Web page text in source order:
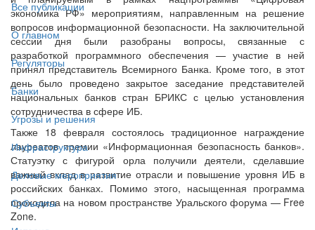
Все публикации
О главном
Регуляторы
Банки
Угрозы и решения
Инфраструктура
Деловые мероприятия
Субъекты
экономика РФ» мероприятиям, направленным на решение
вопросов информационной безопасности. На заключительной
сессии дня были разобраны вопросы, связанные с
разработкой программного обеспечения — участие в ней
принял представитель Всемирного Банка. Кроме того, в этот
день было проведено закрытое заседание представителей
национальных банков стран БРИКС с целью установления
сотрудничества в сфере ИБ.
Также 18 февраля состоялось традиционное награждение
лауреатов премии «Информационная безопасность банков».
Статуэтку с фигурой орла получили деятели, сделавшие
важный вклад в развитие отрасли и повышение уровня ИБ в
российских банках. Помимо этого, насыщенная программа
проходила на новом пространстве Уральского форума — Free
Zone.